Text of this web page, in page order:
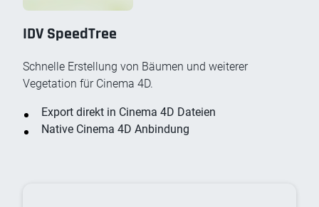
IDV SpeedTree
Schnelle Erstellung von Bäumen und weiterer
Vegetation für Cinema 4D.
Export direkt in Cinema 4D Dateien
Native Cinema 4D Anbindung